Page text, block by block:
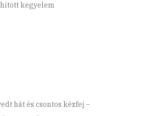
kegyelem
hát és csontos kézfej –